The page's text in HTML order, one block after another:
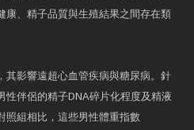
康、精子品質與生殖結果之間存在類
其影響遠超心血管疾病與糖尿病。針
性伴侶的精子DNA碎片化程度及精液
照組相比，這些男性體重指數